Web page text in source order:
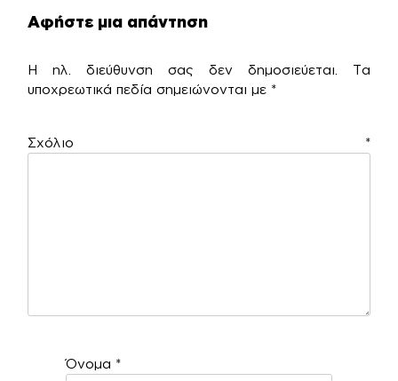
Αφήστε μια απάντηση
Η ηλ. διεύθυνση σας δεν δημοσιεύεται.
Τα
υποχρεωτικά πεδία σημειώνονται με *
Σχόλιο *
Όνομα *